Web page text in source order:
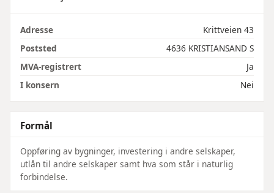
Adresse
Krittveien 43
Poststed
4636 KRISTIANSAND S
MVA-registrert
Ja
I konsern
Nei
Formål
Oppføring av bygninger, investering i andre selskaper,
utlån til andre selskaper samt hva som står i naturlig
forbindelse.